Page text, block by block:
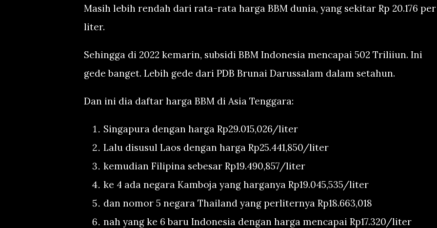
Masih lebih rendah dari rata-rata harga BBM dunia, yang sekitar Rp 20.176 per
liter.
Sehingga di 2022 kemarin, subsidi BBM Indonesia mencapai 502 Triliiun. Ini
gede banget. Lebih gede dari PDB Brunai Darussalam dalam setahun.
Dan ini dia daftar harga BBM di Asia Tenggara:
Singapura dengan harga Rp29.015,026/liter
Lalu disusul Laos dengan harga Rp25.441,850/liter
kemudian Filipina sebesar Rp19.490,857/liter
ke 4 ada negara Kamboja yang harganya Rp19.045,535/liter
dan nomor 5 negara Thailand yang perliternya Rp18.663,018
nah yang ke 6 baru Indonesia dengan harga mencapai Rp17.320/liter